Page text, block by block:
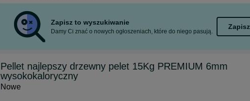
Zapisz to wyszukiwanie
Damy Ci znać o nowych ogłoszeniach, które do niego pasują.
Zapisz
Pellet najlepszy drzewny pelet 15Kg PREMIUM 6mm
wysokokaloryczny
Nowe